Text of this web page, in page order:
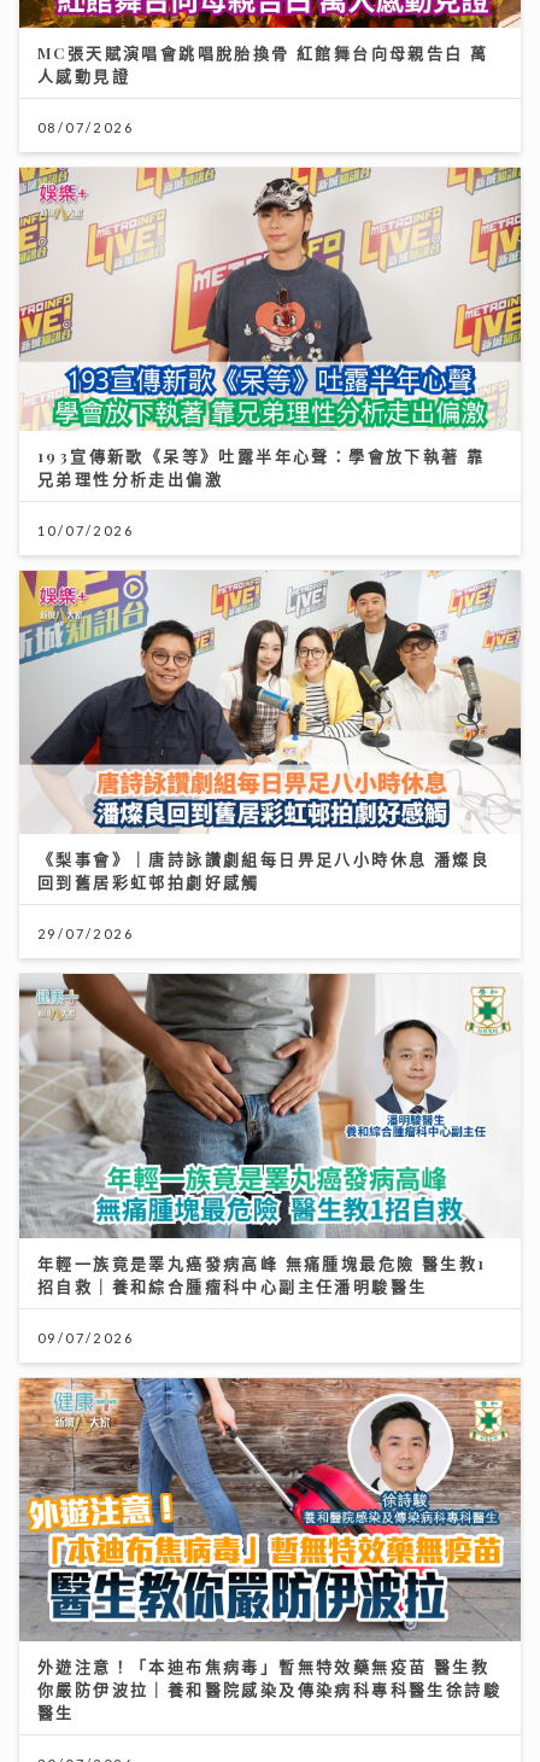
MC張天賦演唱會跳唱脫胎換骨 紅館舞台向母親告白 萬
人感動見證
08/07/2026
193宣傳新歌《呆等》吐露半年心聲：學會放下執著 靠
兄弟理性分析走出偏激
10/07/2026
《梨事會》｜唐詩詠讚劇組每日畀足八小時休息 潘燦良
回到舊居彩虹邨拍劇好感觸
29/07/2026
年輕一族竟是睪丸癌發病高峰 無痛腫塊最危險 醫生教1
招自救｜養和綜合腫瘤科中心副主任潘明駿醫生
09/07/2026
外遊注意！「本迪布焦病毒」暫無特效藥無疫苗 醫生教
你嚴防伊波拉｜養和醫院感染及傳染病科專科醫生徐詩駿
醫生